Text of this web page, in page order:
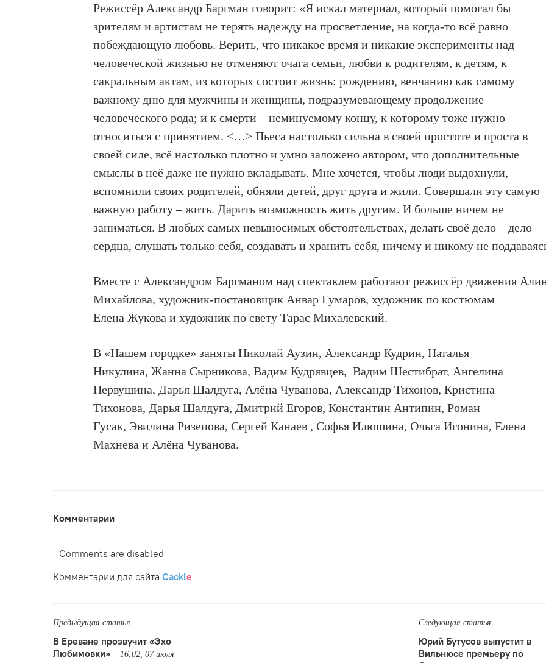
Режиссёр Александр Баргман говорит: «Я искал материал, который помогал бы
зрителям и артистам не терять надежду на просветление, на когда-то всё равно
побеждающую любовь. Верить, что никакое время и никакие эксперименты над
человеческой жизнью не отменяют очага семьи, любви к родителям, к детям, к
сакральным актам, из которых состоит жизнь: рождению, венчанию как самому
важному дню для мужчины и женщины, подразумевающему продолжение
человеческого рода; и к смерти – неминуемому концу, к которому тоже нужно
относиться с принятием. <…> Пьеса настолько сильна в своей простоте и проста в
своей силе, всё настолько плотно и умно заложено автором, что дополнительные
смыслы в неё даже не нужно вкладывать. Мне хочется, чтобы люди выдохнули,
вспомнили своих родителей, обняли детей, друг друга и жили. Совершали эту самую
важную работу – жить. Дарить возможность жить другим. И больше ничем не
заниматься. В любых самых невыносимых обстоятельствах, делать своё дело – дело
сердца, слушать только себя, создавать и хранить себя, ничему и никому не
Вместе с Александром Баргманом над спектаклем работают режиссёр движения
Михайлова, художник-постановщик Анвар Гумаров, художник по костюмам
Елена Жукова и художник по свету Тарас Михалевский.
В «Нашем городке» заняты Николай Аузин, Александр Кудрин, Наталья
Никулина, Жанна Сырникова, Вадим Кудрявцев, Вадим Шестибрат, Ангелина
Первушина, Дарья Шалдуга, Алёна Чуванова, Александр Тихонов, Кристина
Тихонова, Дарья Шалдуга, Дмитрий Егоров, Константин Антипин, Роман
Гусак, Эвилина Ризепова, Сергей Канаев , Софья Илюшина, Ольга Игонина, Елена
Махнева и Алёна Чуванова.
Комментарии
Comments are disabled
Комментарии для сайта Cackle
Предыдущая статья
В Ереване прозвучит «Эхо
Любимовки»
16:02, 07 июля
Следующая статья
Юрий Бутусов выпустит в
Вильнюсе премьеру по